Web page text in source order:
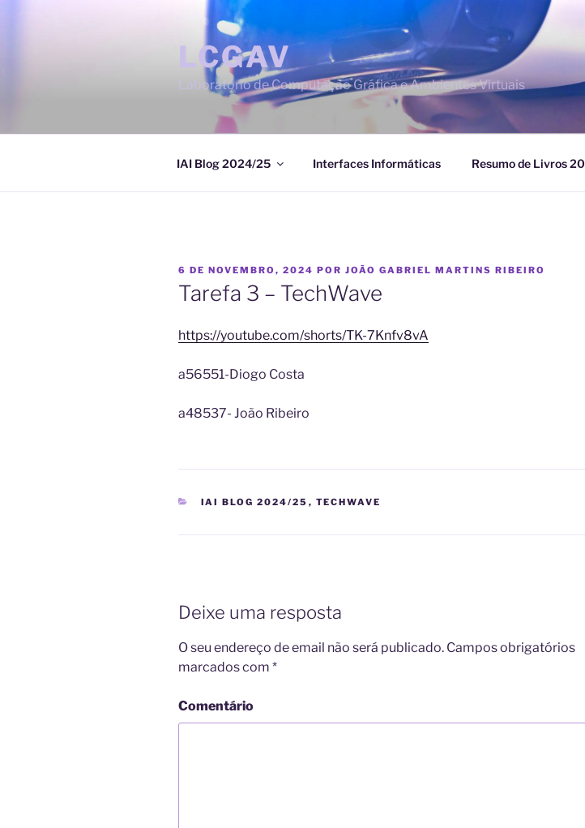
LCGAV
Laboratório de Computação Gráfica e Ambientes Virtuais
IAI Blog 2024/25 Interfaces Informáticas Resumo de Livros
PUBLICADO
EM
6 DE NOVEMBRO, 2024 POR JOÃO GABRIEL MARTINS RIBEIRO
Tarefa 3 – TechWave
https://youtube.com/shorts/TK-7Knfv8vA
a56551-Diogo Costa
a48537- João Ribeiro
CATEGORIAS
IAI BLOG 2024/25 , TECHWAVE
Deixe uma resposta
O seu endereço de email não será publicado. Campos obrigatórios
marcados com *
Comentário